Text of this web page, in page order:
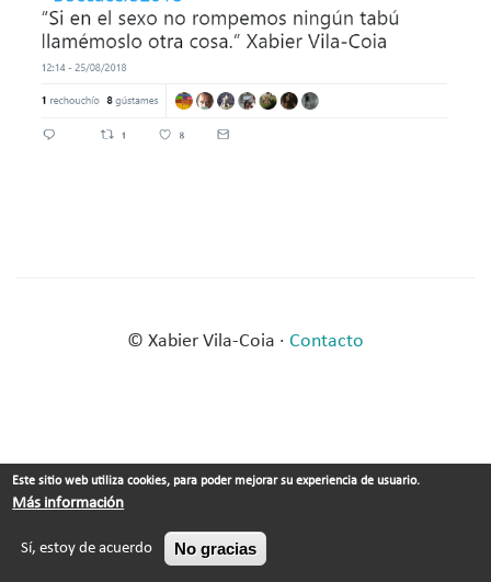
© Xabier Vila-Coia · Contacto
Este sitio web utiliza cookies, para poder mejorar su experiencia de usuario.
Más información
Sí, estoy de acuerdo No gracias